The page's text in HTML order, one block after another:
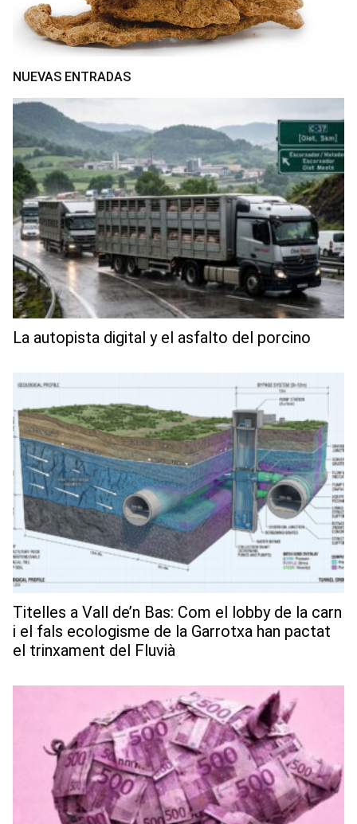
NUEVAS ENTRADAS
La autopista digital y el asfalto del porcino
Titelles a Vall de’n Bas: Com el lobby de la carn
i el fals ecologisme de la Garrotxa han pactat
el trinxament del Fluvià